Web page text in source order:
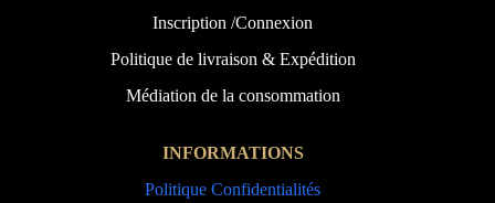
Inscription /Connexion
Politique de livraison & Expédition
Médiation de la consommation
INFORMATIONS
Politique Confidentialités